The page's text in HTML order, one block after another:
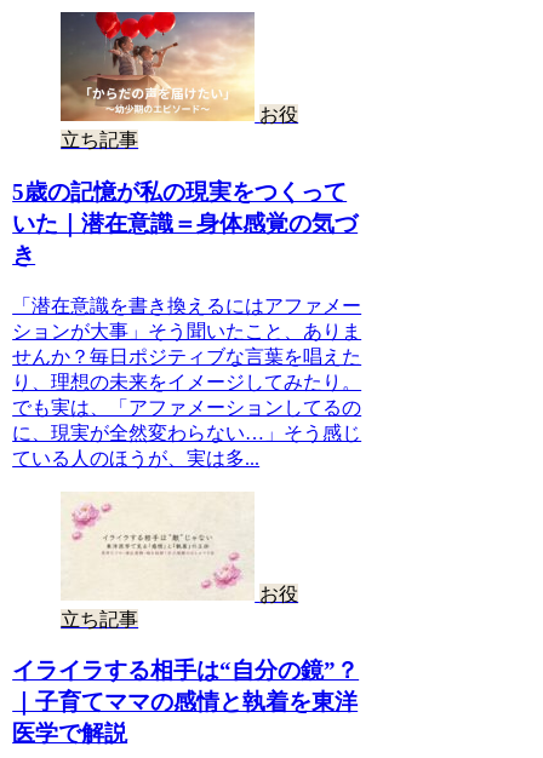
お役
立ち記事
5歳の記憶が私の現実をつくって
いた｜潜在意識＝身体感覚の気づ
き
「潜在意識を書き換えるにはアファメー
ションが大事」そう聞いたこと、ありま
せんか？毎日ポジティブな言葉を唱えた
り、理想の未来をイメージしてみたり。
でも実は、「アファメーションしてるの
に、現実が全然変わらない…」そう感じ
ている人のほうが、実は多...
お役
立ち記事
イライラする相手は“自分の鏡”？
｜子育てママの感情と執着を東洋
医学で解説